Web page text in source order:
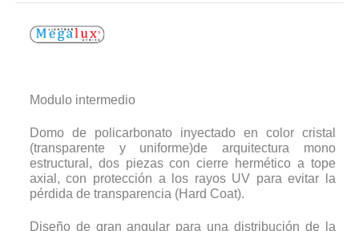
Modulo intermedio
Domo de policarbonato inyectado en color cristal
(transparente y uniforme)de arquitectura mono
estructural, dos piezas con cierre hermético a tope
axial, con protección a los rayos UV para evitar la
pérdida de transparencia (Hard Coat).
Diseño de gran angular para una distribución de la